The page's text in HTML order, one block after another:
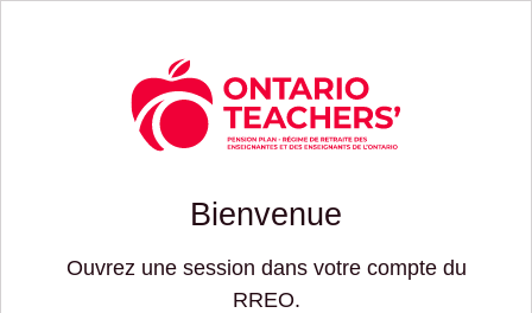
Bienvenue
Ouvrez une session dans votre compte du
RREO.